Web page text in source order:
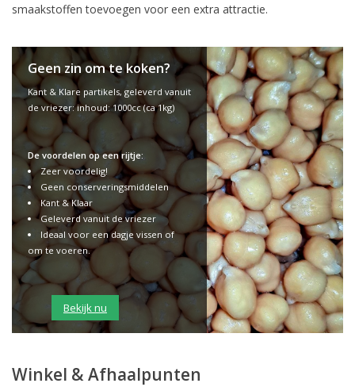
smaakstoffen toevoegen voor een extra attractie.
Geen zin om te koken?
Kant & Klare partikels, geleverd vanuit
de vriezer: inhoud: 1000cc (ca 1kg)
De voordelen op een rijtje:
Zeer voordelig!
Geen conserveringsmiddelen
Kant & Klaar
Geleverd vanuit de vriezer
Ideaal voor een dagje vissen of
om te voeren.
Bekijk nu
Winkel & Afhaalpunten